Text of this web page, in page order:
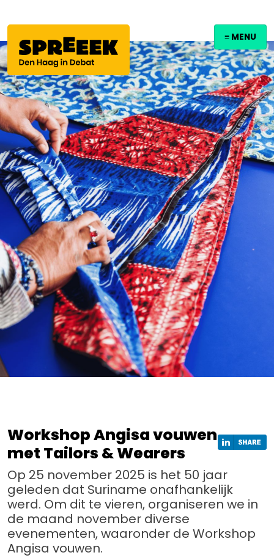
≡ MENU
Workshop Angisa vouwen
met Tailors & Wearers
Op 25 november 2025 is het 50 jaar
geleden dat Suriname onafhankelijk
werd. Om dit te vieren, organiseren we in
de maand november diverse
evenementen, waaronder de Workshop
Angisa vouwen.